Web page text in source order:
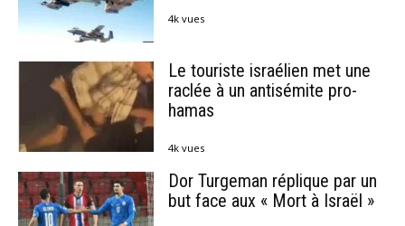
4k vues
Le touriste israélien met une
raclée à un antisémite pro-
hamas
4k vues
Dor Turgeman réplique par un
but face aux « Mort à Israël »